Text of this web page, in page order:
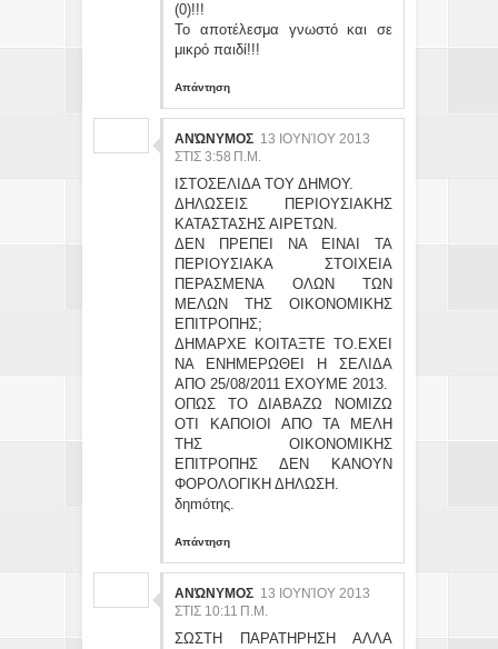
(0)!!!
Το αποτέλεσμα γνωστό και σε
μικρό παιδί!!!
Απάντηση
ΑΝΏΝΥΜΟΣ 13 ΙΟΥΝΊΟΥ 2013
ΣΤΙΣ 3:58 Π.Μ.
ΙΣΤΟΣΕΛΙΔΑ ΤΟΥ ΔΗΜΟΥ.
ΔΗΛΩΣΕΙΣ ΠΕΡΙΟΥΣΙΑΚΗΣ
ΚΑΤΑΣΤΑΣΗΣ ΑΙΡΕΤΩΝ.
ΔΕΝ ΠΡΕΠΕΙ ΝΑ ΕΙΝΑΙ ΤΑ
ΠΕΡΙΟΥΣΙΑΚΑ ΣΤΟΙΧΕΙΑ
ΠΕΡΑΣΜΕΝΑ ΟΛΩΝ ΤΩΝ
ΜΕΛΩΝ ΤΗΣ ΟΙΚΟΝΟΜΙΚΗΣ
ΕΠΙΤΡΟΠΗΣ;
ΔΗΜΑΡΧΕ ΚΟΙΤΑΞΤΕ ΤΟ.ΕΧΕΙ
ΝΑ ΕΝΗΜΕΡΩΘΕΙ Η ΣΕΛΙΔΑ
ΑΠΟ 25/08/2011 ΕΧΟΥΜΕ 2013.
ΟΠΩΣ ΤΟ ΔΙΑΒΑΖΩ ΝΟΜΙΖΩ
ΟΤΙ ΚΑΠΟΙΟΙ ΑΠΟ ΤΑ ΜΕΛΗ
ΤΗΣ ΟΙΚΟΝΟΜΙΚΗΣ
ΕΠΙΤΡΟΠΗΣ ΔΕΝ ΚΑΝΟΥΝ
ΦΟΡΟΛΟΓΙΚΗ ΔΗΛΩΣΗ.
δηmότης.
Απάντηση
ΑΝΏΝΥΜΟΣ 13 ΙΟΥΝΊΟΥ 2013
ΣΤΙΣ 10:11 Π.Μ.
ΣΩΣΤΗ ΠΑΡΑΤΗΡΗΣΗ ΑΛΛΑ